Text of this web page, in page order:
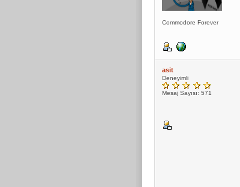
Commodore Forever
asit
Deneyimli
Mesaj Sayısı: 571